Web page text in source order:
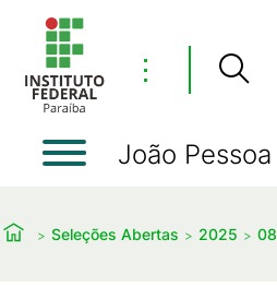
⋮
João Pessoa
Seleções Abertas 2025 08